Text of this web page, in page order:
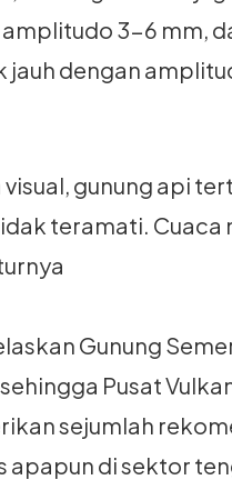
3-6 mm,
jauh dengan
visual, gunung api
teramati. Cuaca
Gunung
Pusat
sejumlah
apapun di sektor